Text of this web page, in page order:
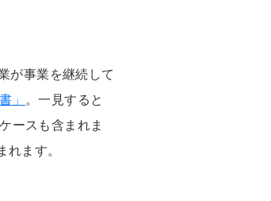
が事業を継続して
」
。一見すると
ースも含まれま
ます。